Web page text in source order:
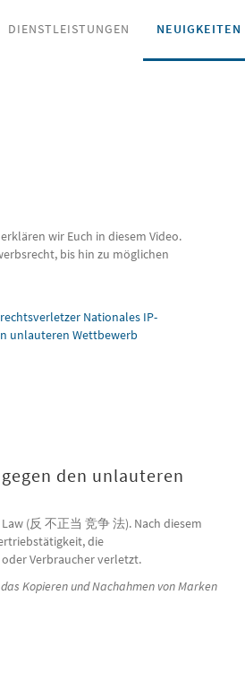
DIENSTLEISTUNGEN NEUIGKEITEN
wir Euch in diesem Video.
bis hin zu möglichen
Nationales IP-
unlauteren Wettbewerb
den unlauteren
(反 不正当 竞争 法). Nach diesem
die
Verbraucher verletzt.
Kopieren und Nachahmen von Marken
Wettbewerb (AUCL)